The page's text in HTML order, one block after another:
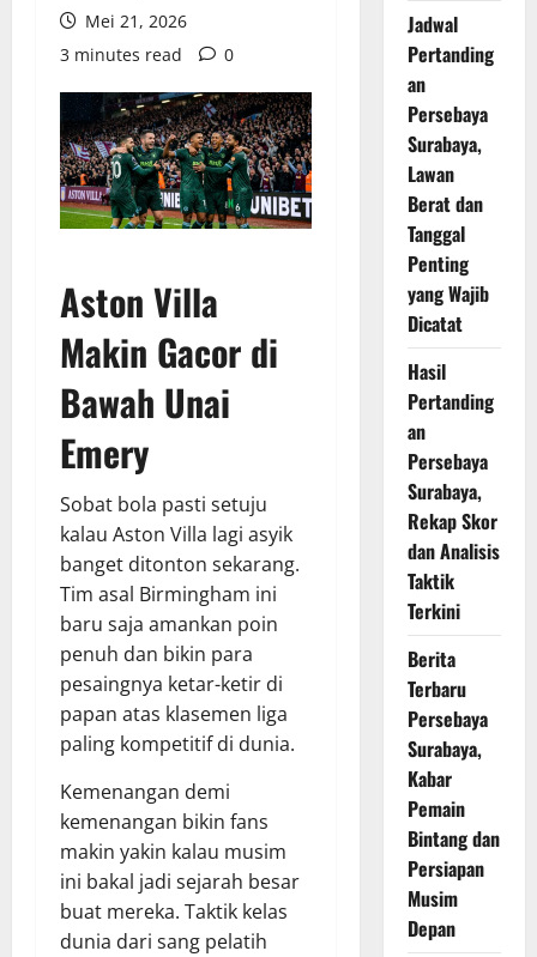
Mei 21, 2026
3 minutes read
0
Aston Villa
Makin Gacor di
Bawah Unai
Emery
Sobat bola pasti setuju
kalau Aston Villa lagi asyik
banget ditonton sekarang.
Tim asal Birmingham ini
baru saja amankan poin
penuh dan bikin para
pesaingnya ketar-ketir di
papan atas klasemen liga
paling kompetitif di dunia.
Kemenangan demi
kemenangan bikin fans
makin yakin kalau musim
ini bakal jadi sejarah besar
buat mereka. Taktik kelas
dunia dari sang pelatih
Jadwal
Pertanding
an
Persebaya
Surabaya,
Lawan
Berat dan
Tanggal
Penting
yang Wajib
Dicatat
Hasil
Pertanding
an
Persebaya
Surabaya,
Rekap Skor
dan Analisis
Taktik
Terkini
Berita
Terbaru
Persebaya
Surabaya,
Kabar
Pemain
Bintang dan
Persiapan
Musim
Depan